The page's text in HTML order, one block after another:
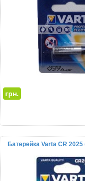
грн.
Батерейка Varta CR 2025